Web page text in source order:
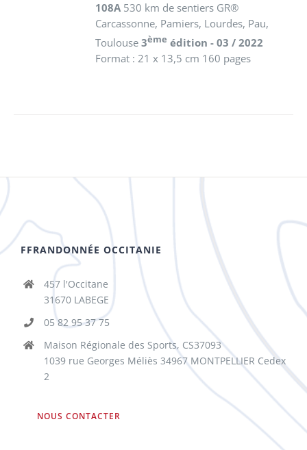
108A 530 km de sentiers GR®
Carcassonne, Pamiers, Lourdes, Pau,
Toulouse3ème édition - 03 / 2022
Format : 21 x 13,5 cm 160 pages
FFRANDONNÉE OCCITANIE
457 l'Occitane
31670 LABEGE
05 82 95 37 75
Maison Régionale des Sports, CS37093
1039 rue Georges Méliès 34967 MONTPELLIER Cedex
2
NOUS CONTACTER